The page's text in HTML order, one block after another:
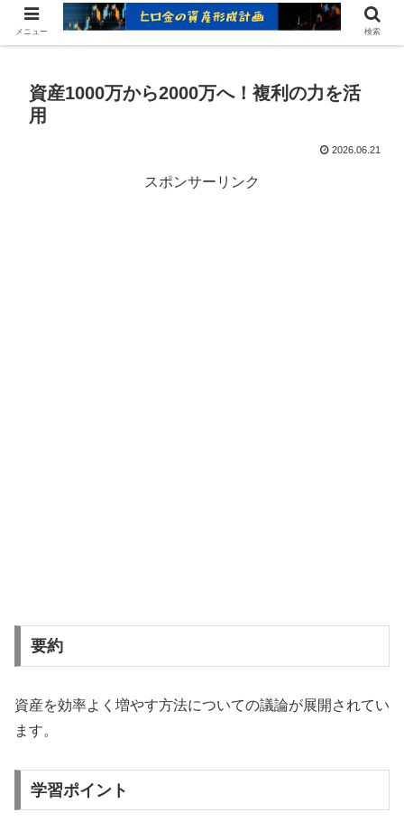
ヒロ金の資産形成レシピ：賢いお金の増やし方
資産1000万から2000万へ！複利の力を活
用
2026.06.21
スポンサーリンク
要約
資産を効率よく増やす方法についての議論が展開されてい
ます。
学習ポイント
メニュー 検索